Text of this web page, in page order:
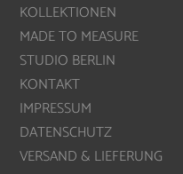
KOLLEKTIONEN
MADE TO MEASURE
STUDIO BERLIN
KONTAKT
IMPRESSUM
DATENSCHUTZ
VERSAND & LIEFERUNG